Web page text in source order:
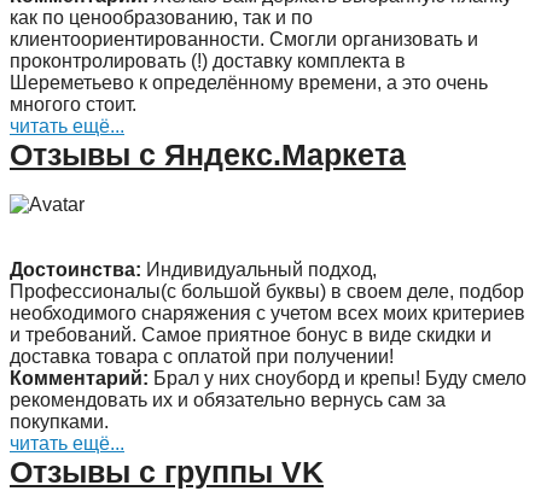
как по ценообразованию, так и по
клиентоориентированности. Смогли организовать и
проконтролировать (!) доставку комплекта в
Шереметьево к определённому времени, а это очень
многого стоит.
читать ещё...
Отзывы с Яндекс.Маркета
Достоинства: Индивидуальный подход,
Профессионалы(с большой буквы) в своем деле, подбор
необходимого снаряжения с учетом всех моих критериев
и требований. Самое приятное бонус в виде скидки и
доставка товара с оплатой при получении!
Комментарий: Брал у них сноуборд и крепы! Буду смело
рекомендовать их и обязательно вернусь сам за
покупками.
читать ещё...
Отзывы с группы VK